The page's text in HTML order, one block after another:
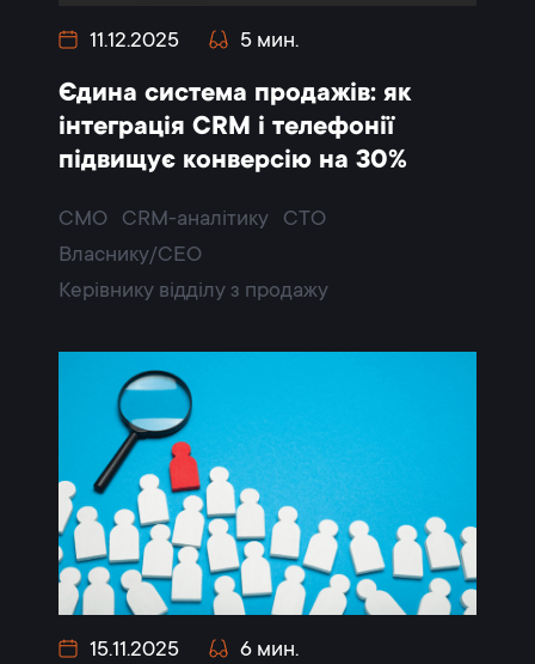
11.12.2025 5 мин.
Єдина система продажів: як
інтеграція CRM і телефонії
підвищує конверсію на 30%
CMO CRM-аналітику
CTO
Власнику/CEO
Керівнику відділу з продажу
15.11.2025 6 мин.